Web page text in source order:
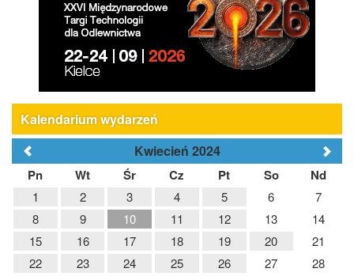
Kalendarium wydarzeń
Kwiecień 2024
Pn Wt Śr Cz Pt So Nd
1 2 3 4 5 6
7
8
9 10 11 12 13
14
15
16 17 18 19 20
21
22
23 24 25 26 27
28